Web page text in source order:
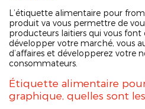
L’étiquette alimentaire pour
produit va vous permettre de
producteurs laitiers qui vous font
développer votre marché, vous
d’affaires et développerez votre
consommateurs.
Étiquette alimentaire
graphique, quelles sont